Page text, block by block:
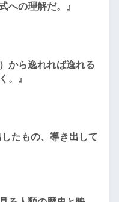
への理解だ。』
から逸れれば逸れる
。』
たもの、導き出して